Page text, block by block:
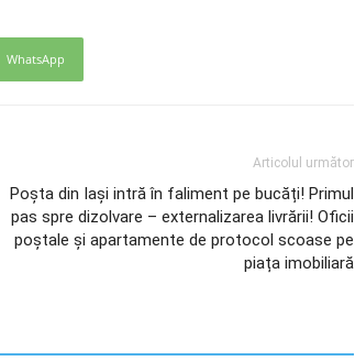
WhatsApp
Articolul următor
Poșta din Iași intră în faliment pe bucăți! Primul
pas spre dizolvare – externalizarea livrării! Oficii
poștale și apartamente de protocol scoase pe
piața imobiliară